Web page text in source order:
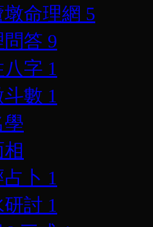
命理網 5
問答 9
八字 1
數 1
學
卜 1
研討 1